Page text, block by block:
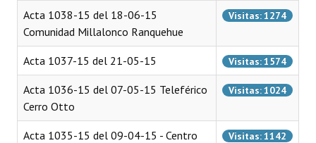
Huéspedes de Honor - Registro
Antiguos Pobladores - Registro
Reconocimientos - Registro
Bariloche, Municipio intercultural
Acta 1038-15 del 18-06-15
Comunidad Millalonco Ranquehue
Visitas: 1274
Acta 1037-15 del 21-05-15 Visitas: 1574
Acta 1036-15 del 07-05-15 Teleférico
Cerro Otto
Visitas: 1024
Acta 1035-15 del 09-04-15 - Centro
Visitas: 1142